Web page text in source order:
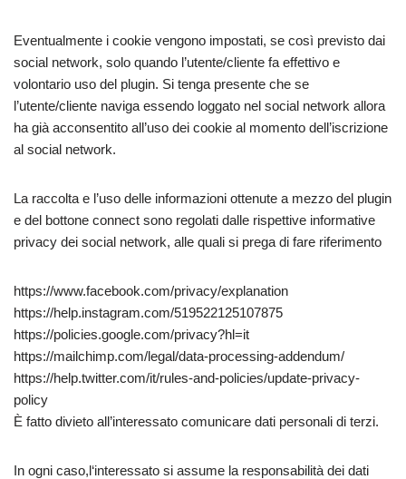
Eventualmente i cookie vengono impostati, se così previsto dai
social network, solo quando l’utente/cliente fa effettivo e
volontario uso del plugin. Si tenga presente che se
l’utente/cliente naviga essendo loggato nel social network allora
ha già acconsentito all’uso dei cookie al momento dell’iscrizione
al social network.
La raccolta e l’uso delle informazioni ottenute a mezzo del plugin
e del bottone connect sono regolati dalle rispettive informative
privacy dei social network, alle quali si prega di fare riferimento
https://www.facebook.com/privacy/explanation
https://help.instagram.com/519522125107875
https://policies.google.com/privacy?hl=it
https://mailchimp.com/legal/data-processing-addendum/
https://help.twitter.com/it/rules-and-policies/update-privacy-
policy
È fatto divieto all’interessato comunicare dati personali di terzi.
In ogni caso,l‘interessato si assume la responsabilità dei dati